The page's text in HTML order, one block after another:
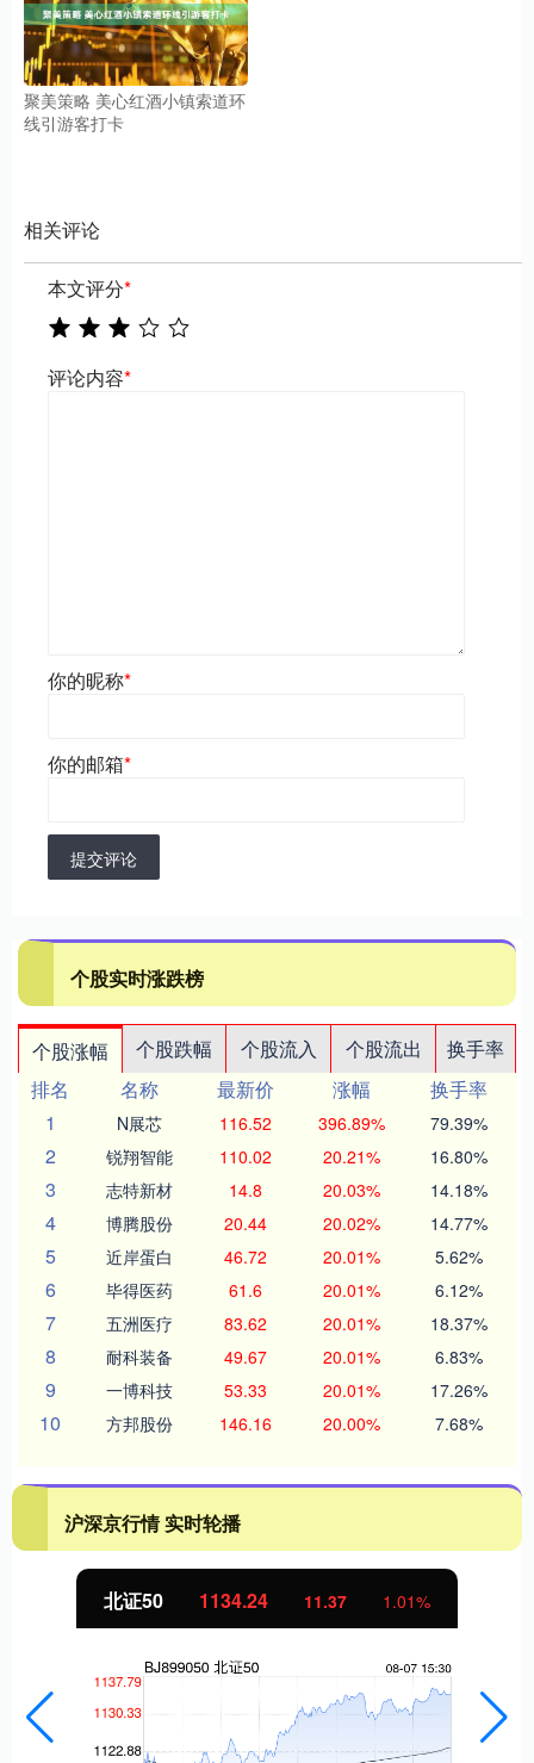
聚美策略 美心红酒小镇索道环
线引游客打卡
相关评论
本文评分*
评论内容*
你的昵称*
你的邮箱*
提交评论
个股实时涨跌榜
个股涨幅 个股跌幅 个股流入 个股流出
换手率
排名
名称 最新价 涨幅
换手率
1
N展芯 116.52 396.89% 79.39%
2 锐翔智能 110.02 20.21% 16.80%
3 志特新材 14.8 20.03% 14.18%
4 博腾股份 20.44 20.02% 14.77%
5 近岸蛋白 46.72 20.01% 5.62%
6 毕得医药 61.6 20.01% 6.12%
7 五洲医疗 83.62 20.01% 18.37%
8 耐科装备 49.67 20.01% 6.83%
9 一博科技 53.33 20.01% 17.26%
10 方邦股份 146.16 20.00% 7.68%
沪深京行情 实时轮播
北证50 1134.24 11.37 1.01%